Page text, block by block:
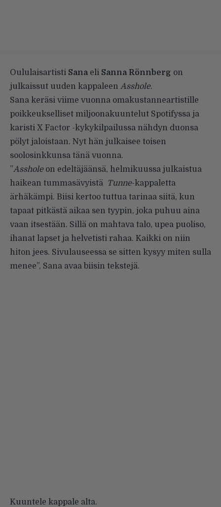
Oululaisartisti Sana eli Sanna Rönnberg on
julkaissut uuden kappaleen Asshole.
Sana keräsi viime vuonna omakustanneartistille
poikkeukselliset miljoonakuuntelut Spotifyssa ja
karisti X Factor -kykykilpailussa nähdyn duonsa
pölyt jaloistaan. Nyt hän julkaisee toisen
soolosinkkunsa tänä vuonna.
”Asshole on edeltäjäänsä, helmikuussa julkaistua
haikean tummasävyistä
Tunne-kappaletta
ärhäkämpi. Biisi kertoo tuttua tarinaa siitä, kun
tapaat pitkästä aikaa sen tyypin, joka puhuu aina
vaan itsestään. Sillä on mahtava talo, upea puoliso,
ihanat lapset ja helvetisti rahaa. Kaikki on niin
hiton jees. Sivulauseessa se sitten kysyy miten sulla
menee”, Sana avaa biisin tekstejä.
Kuuntele kappale alta.